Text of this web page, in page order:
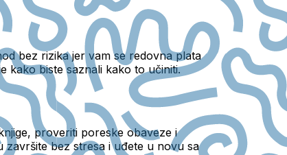
bez rizika jer vam se redovna plata
kako biste saznali kako to učiniti.
proveriti poreske obaveze i
završite bez stresa i uđete u novu sa